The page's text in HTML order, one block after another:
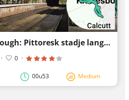
Ontdek Knaresborough: Pittoresk stadje langsheen de diep ingesneden Nidd
· 0 ·
00u53 Medium